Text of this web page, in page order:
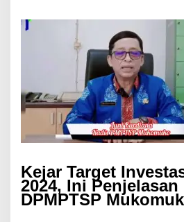
Kejar Target
2024, Ini Penjelasan
DPMPTSP